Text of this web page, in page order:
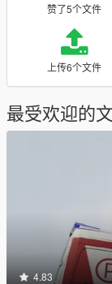
赞了5个文件
上传6个文件
最受欢迎的
4.83